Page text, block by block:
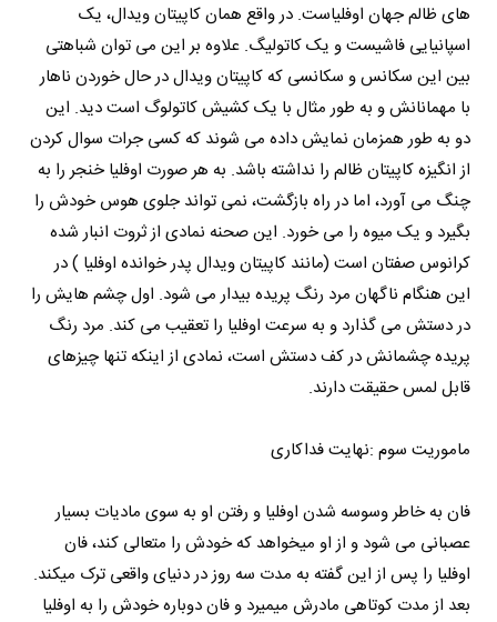
های ظالم جهان اوفلیاست. در واقع همان کاپیتان ویدال، یک
اسپانیایی فاشیست و یک کاتولیگ. علاوه بر این می توان شباهتی
بین این سکانس و سکانسی که کاپیتان ویدال در حال خوردن ناهار
با مهمانانش و به طور مثال با یک کشیش کاتولوگ است دید. این
دو به طور همزمان نمایش داده می شوند که کسی جرات سوال کردن
از انگیزه کاپیتان ظالم را نداشته باشد. به هر صورت اوفلیا خنجر را به
چنگ می آورد، ‌اما در راه بازگشت، نمی تواند جلوی هوس خودش را
بگیرد و یک میوه را می خورد. این صحنه نمادی از ثروت انبار شده
کرانوس صفتان است (مانند کاپیتان ویدال پدر خوانده اوفلیا ) در
این هنگام ناگهان مرد رنگ پریده بیدار می شود. اول چشم هایش را
در دستش می گذارد و به سرعت اوفلیا را تعقیب می کند. مرد رنگ
پریده چشمانش در کف دستش است، نمادی از اینکه تنها چیزهای
قابل لمس حقیقت دارند.
ماموریت سوم :نهایت فداکاری
فان به خاطر وسوسه شدن اوفلیا و رفتن او به سوی مادیات بسیار
عصبانی می شود و از او میخواهد که خودش را متعالی کند، فان
اوفلیا را پس از این گفته به مدت سه روز در دنیای واقعی ترک میکند.
بعد از مدت کوتاهی مادرش میمیرد و فان دوباره خودش را به اوفلیا